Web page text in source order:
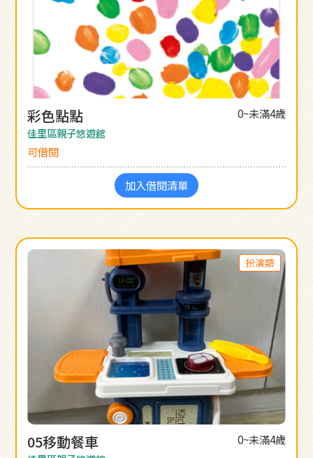
彩色點點 0~未滿4歲
佳里區親子悠遊館
可借閱
加入借閱清單
扮演類
05移動餐車 0~未滿4歲